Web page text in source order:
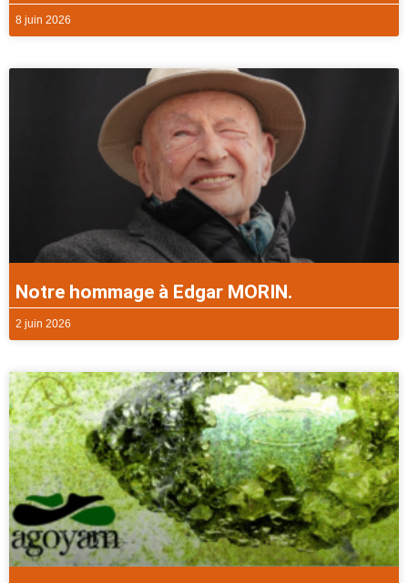
8 juin 2026
Notre hommage à Edgar MORIN.
2 juin 2026